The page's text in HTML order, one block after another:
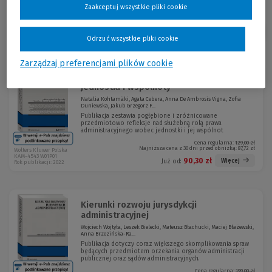
jednostki i wspólnoty
Natalia Kohtamäki, Agata Cebera, Anna De Ambrosis Vigna, Zofia
Duniewska, Jakub Grzegorz F...
Publikacja zestawia pogłębione i zróżnicowane
przedmiotowo refleksje nad służebną rolą prawa
administracyjnego wobec jednostki i jej wspólnot
Cena regularna: 129,00 zł
Najniższa cena z 30 dni przed obniżką: 87,72 zł
Już od: 90,30 zł Więcej
Wolters Kluwer Polska
KAM-4543 W01P01
Rok publikacji: 2022
Kierunki rozwoju jurysdykcji
administracyjnej
Wojciech Wojtyła, Leszek Bielecki, Mateusz Błachucki, Maciej Błażewski,
Anna Brzezińska-Ra...
Publikacja dotyczy coraz większego skomplikowania spraw
będących przedmiotem orzekania organów administracji
publicznej oraz sądów administracyjnych.
Cena regularna: 199,00 zł
Zarządzaj preferencjami plików cookie
Odrzuć wszystkie pliki cookie
Zaakceptuj wszystkie pliki cookie